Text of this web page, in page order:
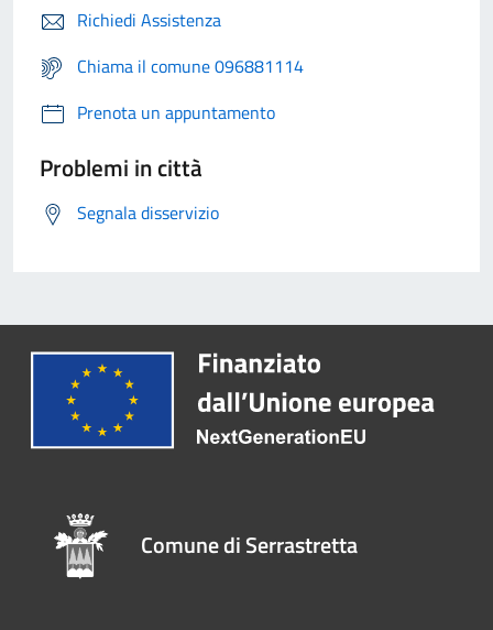
Richiedi Assistenza
Chiama il comune 096881114
Prenota un appuntamento
Problemi in città
Segnala disservizio
Comune di Serrastretta